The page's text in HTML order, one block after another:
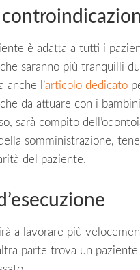
è adatta a tutti i
saranno più tranquilli
anche l’articolo dedicato
da attuare con i
sarà compito
somministrazione,
del paziente.
a lavorare più
parte trova un paziente